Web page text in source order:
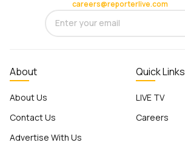
careers@reporterlive.com
About
About Us
Contact Us
Advertise With Us
Quick Links
LIVE TV
Careers